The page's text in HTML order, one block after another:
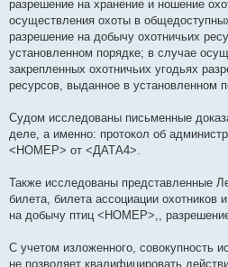
разрешение на хранение и ношение
осуществления охоты в
разрешение на добычу охотничьих
установленном порядке; в случае
закрепленных охотничьих угодьях
ресурсов, выданное в установленном
Судом исследованы письменные
деле, а именно: протокол об
<НОМЕР> от <ДАТА4>.
Также исследованы представленные
билета, билета ассоциации
на добычу птиц <НОМЕР>,,
С учетом изложенного, совокупность
не позволяет квалифицировать